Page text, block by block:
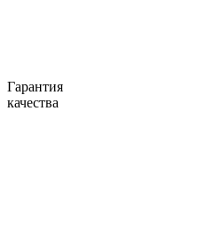
Гарантия
качества